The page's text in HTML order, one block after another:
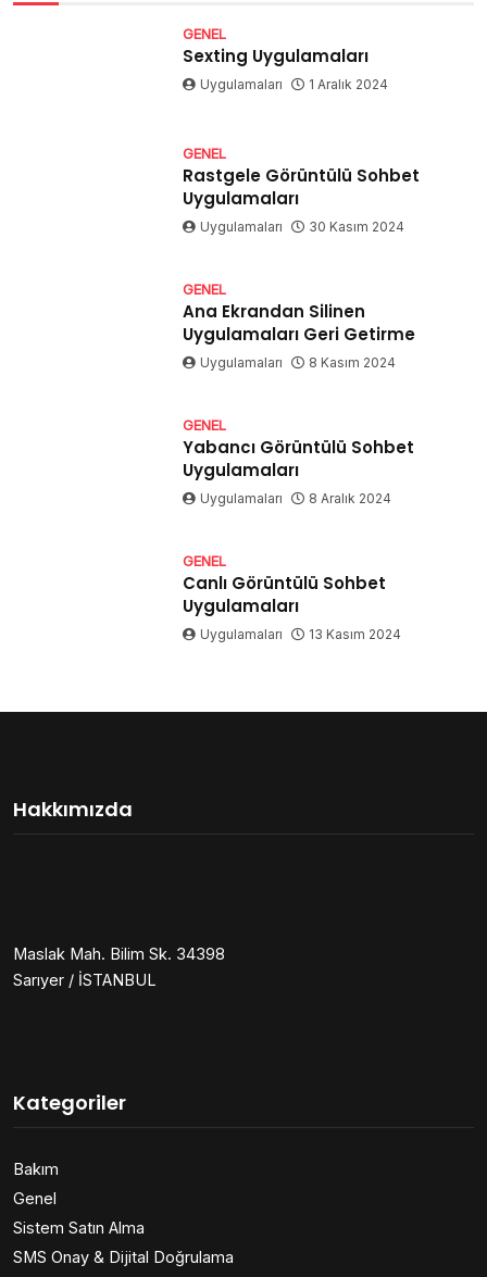
GENEL
Sexting Uygulamaları
Uygulamaları 1 Aralık 2024
GENEL
Rastgele Görüntülü Sohbet
Uygulamaları
Uygulamaları 30 Kasım 2024
GENEL
Ana Ekrandan Silinen
Uygulamaları Geri Getirme
Uygulamaları 8 Kasım 2024
GENEL
Yabancı Görüntülü Sohbet
Uygulamaları
Uygulamaları 8 Aralık 2024
GENEL
Canlı Görüntülü Sohbet
Uygulamaları
Uygulamaları 13 Kasım 2024
Hakkımızda
Maslak Mah. Bilim Sk. 34398
Sarıyer / İSTANBUL
Kategoriler
Bakım
Genel
Sistem Satın Alma
SMS Onay & Dijital Doğrulama